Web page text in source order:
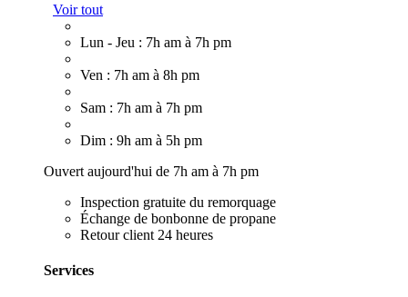
Voir tout
Lun - Jeu : 7h am à 7h pm
Ven : 7h am à 8h pm
Sam : 7h am à 7h pm
Dim : 9h am à 5h pm
Ouvert aujourd'hui de 7h am à 7h pm
Inspection gratuite du remorquage
Échange de bonbonne de propane
Retour client 24 heures
Services